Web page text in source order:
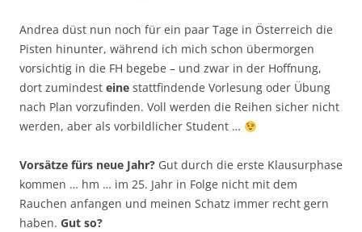
Andrea düst nun noch für ein paar Tage in Österreich die
Pisten hinunter, während ich mich schon übermorgen
vorsichtig in die FH begebe – und zwar in der Hoffnung,
dort zumindest eine stattfindende Vorlesung oder Übung
nach Plan vorzufinden. Voll werden die Reihen sicher nicht
werden, aber als vorbildlicher Student …
Vorsätze fürs neue Jahr? Gut durch die erste Klausurphase
kommen … hm … im 25. Jahr in Folge nicht mit dem
Rauchen anfangen und meinen Schatz immer recht gern
haben. Gut so?